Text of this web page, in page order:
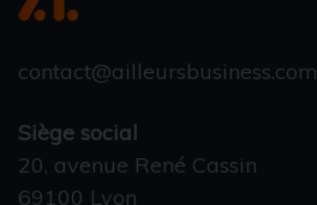
contact@ailleursbusiness.com
Siège social
20, avenue René Cassin
69100 Lyon